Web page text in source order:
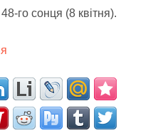
го сонця (8 квітня).